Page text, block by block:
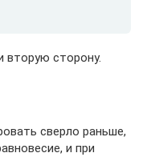
вторую сторону.
сверло раньше,
и при